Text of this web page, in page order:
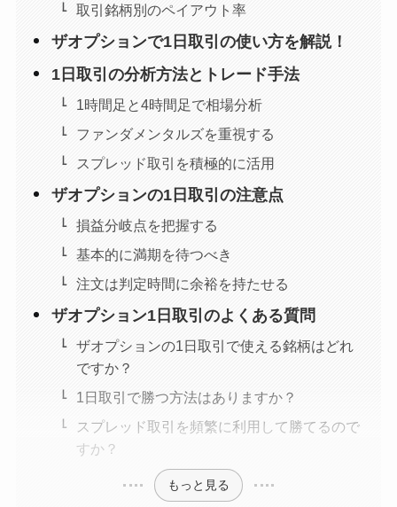
取引銘柄別のペイアウト率
ザオプションで1日取引の使い方を解説！
1日取引の分析方法とトレード手法
1時間足と4時間足で相場分析
ファンダメンタルズを重視する
スプレッド取引を積極的に活用
ザオプションの1日取引の注意点
損益分岐点を把握する
基本的に満期を待つべき
注文は判定時間に余裕を持たせる
ザオプション1日取引のよくある質問
ザオプションの1日取引で使える銘柄はどれ
ですか？
1日取引で勝つ方法はありますか？
スプレッド取引を頻繁に利用して勝てるので
すか？
もっと見る